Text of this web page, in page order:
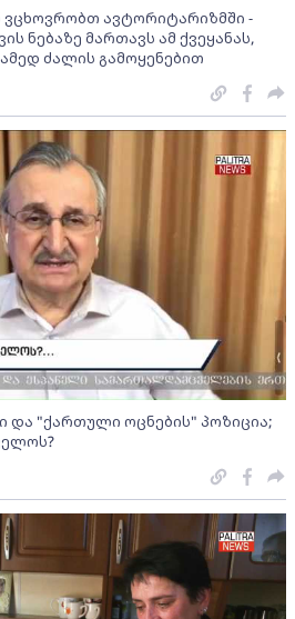
ვცხოვრობთ ავტორიტარიზმში -
ნებაზე მართავს ამ ქვეყანას,
ძალის გამოყენებით
და "ქართული ოცნების" პოზიცია;